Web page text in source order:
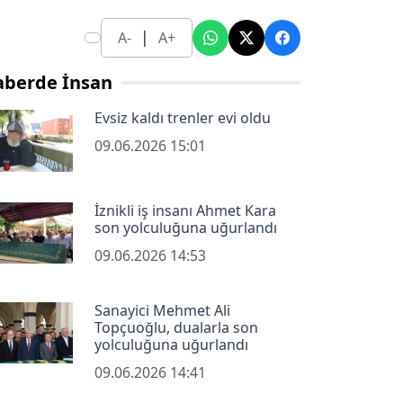
A- | A+
İnsan
Evsiz kaldı trenler evi oldu
09.06.2026 15:01
İznikli iş insanı Ahmet Kara
son yolculuğuna uğurlandı
09.06.2026 14:53
Sanayici Mehmet Ali
Topçuoğlu, dualarla son
yolculuğuna uğurlandı
09.06.2026 14:41